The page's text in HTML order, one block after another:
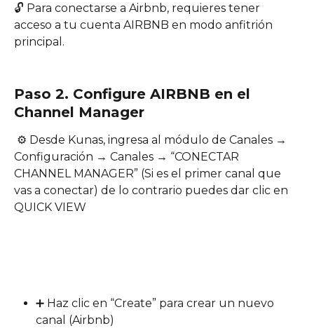
🔓 Para conectarse a Airbnb, requieres tener
acceso a tu cuenta AIRBNB en modo anfitrión
principal.
Paso 2. Configure AIRBNB en el
Channel Manager
Configuración → Canales → “CONECTAR
CHANNEL MANAGER” (Si es el primer canal que
vas a conectar) de lo contrario puedes dar clic en
QUICK VIEW
➕ Haz clic en “Create” para crear un nuevo
canal (Airbnb)